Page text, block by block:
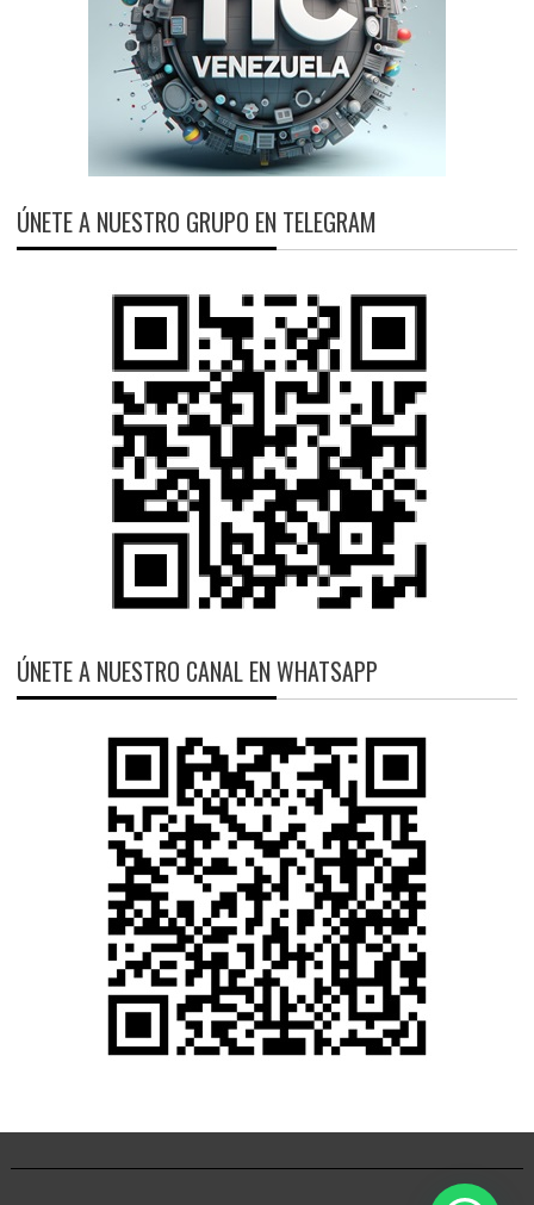
ÚNETE A NUESTRO GRUPO EN TELEGRAM
ÚNETE A NUESTRO CANAL EN WHATSAPP